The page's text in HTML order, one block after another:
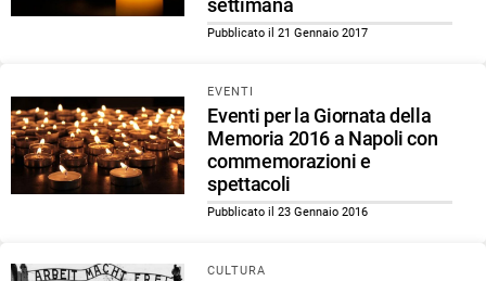
settimana
Pubblicato il 21 Gennaio 2017
EVENTI
Eventi per la Giornata della
Memoria 2016 a Napoli con
commemorazioni e
spettacoli
Pubblicato il 23 Gennaio 2016
CULTURA